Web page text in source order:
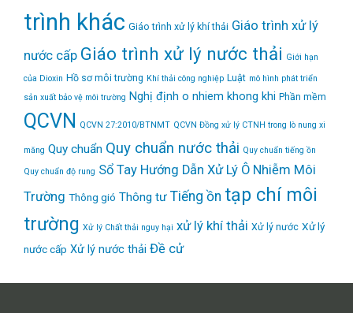
trình khác Giáo trình xử lý khí thải Giáo trình xử lý
nước cấp Giáo trình xử lý nước thải Giới hạn
của Dioxin Hồ sơ môi trường Khí thải công nghiệp Luật mô hình phát triển
sản xuất bảo vệ môi trường Nghị định o nhiem khong khi Phần mềm
QCVN QCVN 27:2010/BTNMT QCVN Đồng xử lý CTNH trong lò nung xi
măng Quy chuẩn Quy chuẩn nước thải Quy chuẩn tiếng ồn
Quy chuẩn độ rung Sổ Tay Hướng Dẫn Xử Lý Ô Nhiễm Môi
Trường Thông gió Thông tư Tiếng ồn tạp chí môi
trường Xử lý Chất thải nguy hại xử lý khí thải Xử lý nước Xử lý
nước cấp Xử lý nước thải Đề cử